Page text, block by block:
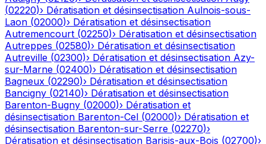
(02220)› Dératisation et désinsectisation Aulnois-sous-
Laon (02000)› Dératisation et désinsectisation
Autremencourt (02250)› Dératisation et désinsectisation
Autreppes (02580)› Dératisation et désinsectisation
Autreville (02300)› Dératisation et désinsectisation Azy-
sur-Marne (02400)› Dératisation et désinsectisation
Bagneux (02290)› Dératisation et désinsectisation
Bancigny (02140)› Dératisation et désinsectisation
Barenton-Bugny (02000)› Dératisation et
désinsectisation Barenton-Cel (02000)› Dératisation et
désinsectisation Barenton-sur-Serre (02270)›
Dératisation et désinsectisation Barisis-aux-Bois (02700)›